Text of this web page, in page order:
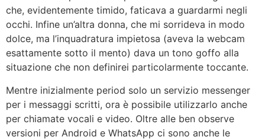
che, evidentemente timido, faticava a guardarmi negli
occhi. Infine un’altra donna, che mi sorrideva in modo
dolce, ma l’inquadratura impietosa (aveva la webcam
esattamente sotto il mento) dava un tono goffo alla
situazione che non definirei particolarmente toccante.
Mentre inizialmente period solo un servizio messenger
per i messaggi scritti, ora è possibile utilizzarlo anche
per chiamate vocali e video. Oltre alle ben observe
versioni per Android e WhatsApp ci sono anche le